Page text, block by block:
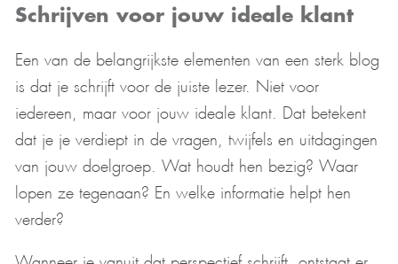
Schrijven voor jouw ideale klant
Een van de belangrijkste elementen van een sterk blog
is dat je schrijft voor de juiste lezer. Niet voor
iedereen, maar voor jouw ideale klant. Dat betekent
dat je je verdiept in de vragen, twijfels en uitdagingen
van jouw doelgroep. Wat houdt hen bezig? Waar
lopen ze tegenaan? En welke informatie helpt hen
verder?
Wanneer je vanuit dat perspectief schrijft, ontstaat er